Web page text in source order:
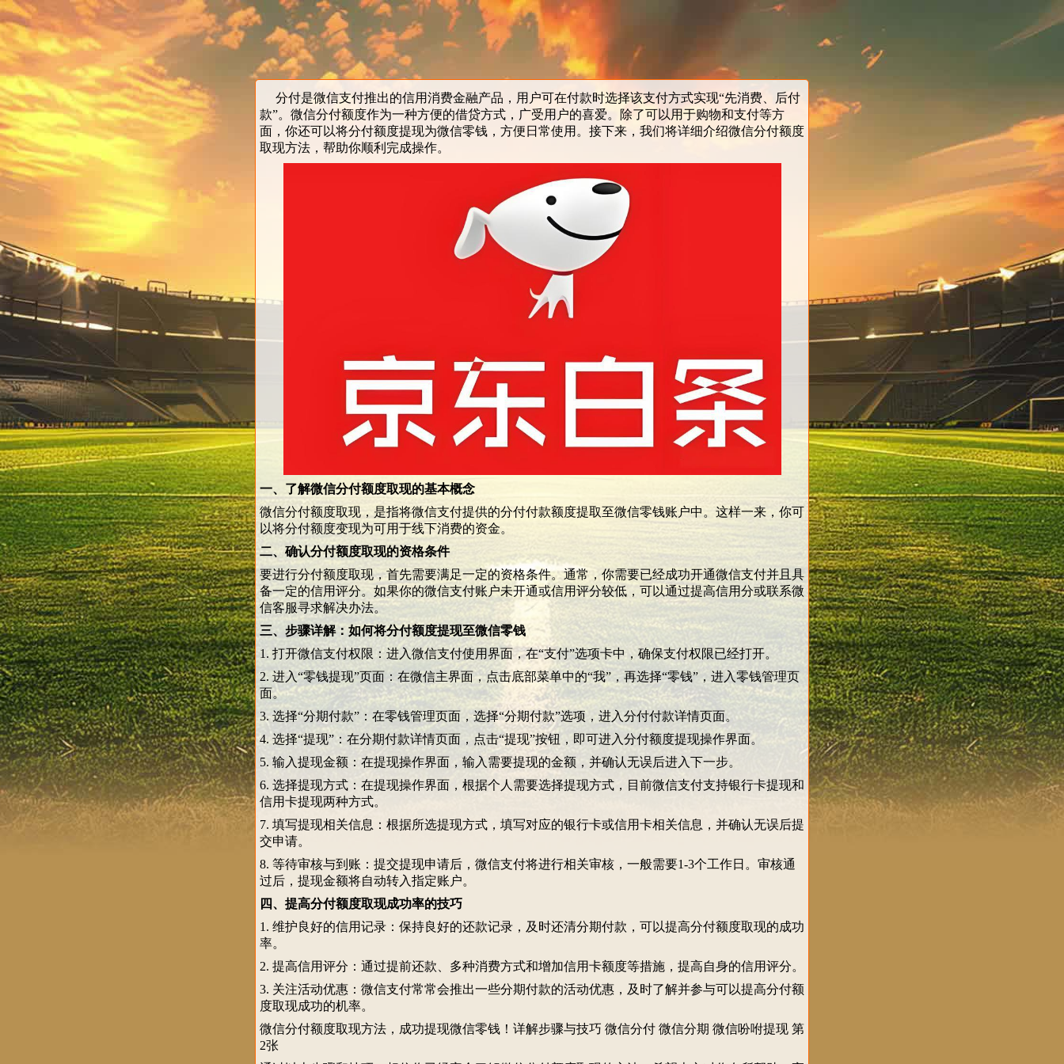
分付是微信支付推出的信用消费金融产品，用户可在付款时选择该支付方式实现“先消费、后付
款”。微信分付额度作为一种方便的借贷方式，广受用户的喜爱。除了可以用于购物和支付等方
面，你还可以将分付额度提现为微信零钱，方便日常使用。接下来，我们将详细介绍微信分付额度
取现方法，帮助你顺利完成操作。
一、了解微信分付额度取现的基本概念
微信分付额度取现，是指将微信支付提供的分付付款额度提取至微信零钱账户中。这样一来，你可
以将分付额度变现为可用于线下消费的资金。
二、确认分付额度取现的资格条件
要进行分付额度取现，首先需要满足一定的资格条件。通常，你需要已经成功开通微信支付并且具
备一定的信用评分。如果你的微信支付账户未开通或信用评分较低，可以通过提高信用分或联系微
信客服寻求解决办法。
三、步骤详解：如何将分付额度提现至微信零钱
1. 打开微信支付权限：进入微信支付使用界面，在“支付”选项卡中，确保支付权限已经打开。
2. 进入“零钱提现”页面：在微信主界面，点击底部菜单中的“我”，再选择“零钱”，进入零钱管理页
面。
3. 选择“分期付款”：在零钱管理页面，选择“分期付款”选项，进入分付付款详情页面。
4. 选择“提现”：在分期付款详情页面，点击“提现”按钮，即可进入分付额度提现操作界面。
5. 输入提现金额：在提现操作界面，输入需要提现的金额，并确认无误后进入下一步。
6. 选择提现方式：在提现操作界面，根据个人需要选择提现方式，目前微信支付支持银行卡提现和
信用卡提现两种方式。
7. 填写提现相关信息：根据所选提现方式，填写对应的银行卡或信用卡相关信息，并确认无误后提
交申请。
8. 等待审核与到账：提交提现申请后，微信支付将进行相关审核，一般需要1-3个工作日。审核通
过后，提现金额将自动转入指定账户。
四、提高分付额度取现成功率的技巧
1. 维护良好的信用记录：保持良好的还款记录，及时还清分期付款，可以提高分付额度取现的成功
率。
2. 提高信用评分：通过提前还款、多种消费方式和增加信用卡额度等措施，提高自身的信用评分。
3. 关注活动优惠：微信支付常常会推出一些分期付款的活动优惠，及时了解并参与可以提高分付额
度取现成功的机率。
微信分付额度取现方法，成功提现微信零钱！详解步骤与技巧 微信分付 微信分期 微信吩咐提现 第
2张